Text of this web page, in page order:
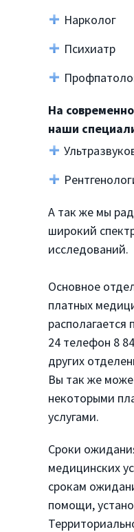
Нарколог
Психиатр
На
наши
А так же мы
широкий
исследований.
Основное
платных
располагается
24 телефон 8
других
Вы так же
некоторыми
услугами.
Сроки
медицинских
срокам
помощи,